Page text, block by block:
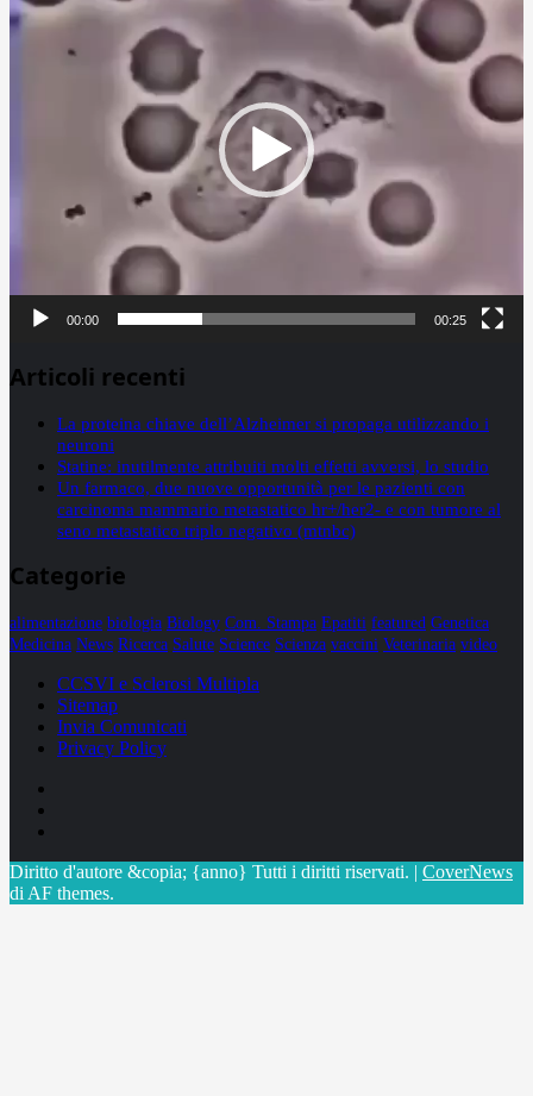
00:00 00:25
Articoli recenti
La proteina chiave dell’Alzheimer si propaga utilizzando i
neuroni
Statine: inutilmente attribuiti molti effetti avversi, lo studio
Un farmaco, due nuove opportunità per le pazienti con
carcinoma mammario metastatico hr+/her2- e con tumore al
seno metastatico triplo negativo (mtnbc)
Categorie
alimentazione biologia Biology Com. Stampa Epatiti featured Genetica
Medicina News Ricerca Salute Science Scienza vaccini Veterinaria video
CCSVI e Sclerosi Multipla
Sitemap
Invia Comunicati
Privacy Policy
Diritto d'autore &copia; {anno} Tutti i diritti riservati. | CoverNews
di AF themes.